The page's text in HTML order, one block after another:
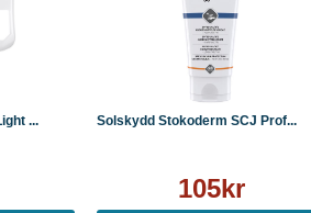
och parfymfri, vårdande, lätt
... Solskydd Stokoderm SCJ Prof...
105kr